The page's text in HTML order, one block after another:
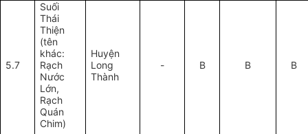
5.7
Suối
Thái
Thiện
(tên
khác:
Rạch
Nước
Lớn,
Rạch
Quán
Chim)
Huyện
Long
Thành
- B B B